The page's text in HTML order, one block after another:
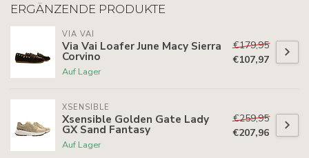
ERGÄNZENDE PRODUKTE
VIA VAI
Via Vai Loafer June Macy Sierra
Corvino
Auf Lager
€179,95
€107,97
XSENSIBLE
Xsensible Golden Gate Lady
GX Sand Fantasy
Auf Lager
€259,95
€207,96